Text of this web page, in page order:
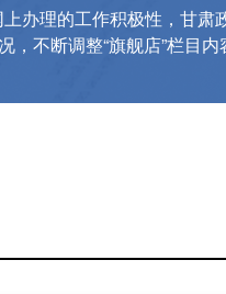
办理的工作积极性，甘
不断调整“旗舰店”栏目内